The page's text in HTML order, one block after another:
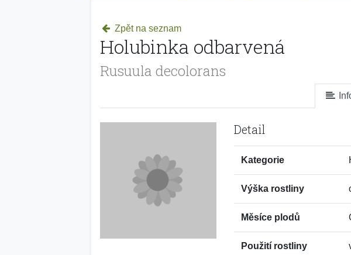
Zpět na seznam
Holubinka odbarvená
Rusuula decolorans
Detail
Kategorie
Výška rostliny
Měsíce plodů
Použití rostliny